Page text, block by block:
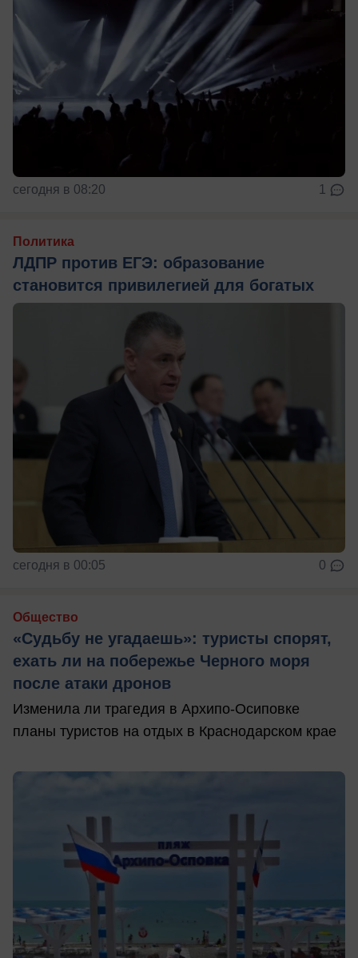
сегодня в 08:20 1
Политика
ЛДПР против ЕГЭ: образование
становится привилегией для богатых
сегодня в 00:05 0
Общество
«Судьбу не угадаешь»: туристы спорят,
ехать ли на побережье Черного моря
после атаки дронов
Изменила ли трагедия в Архипо-Осиповке
планы туристов на отдых в Краснодарском крае